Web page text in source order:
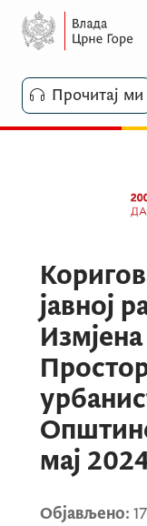
Прочитај ми
јавној
мај
Објављено: